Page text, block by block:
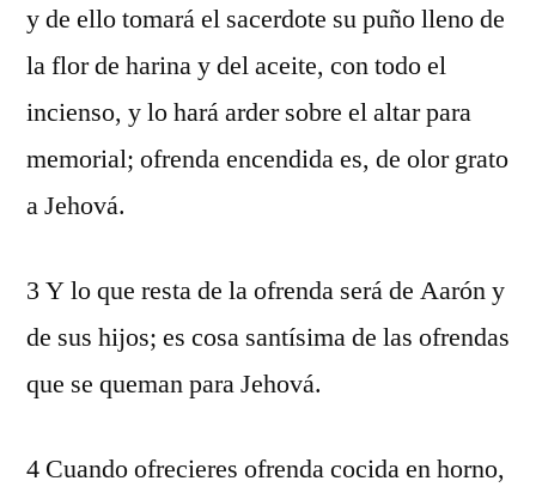
y de ello tomará el sacerdote su puño lleno de
la flor de harina y del aceite, con todo el
incienso, y lo hará arder sobre el altar para
memorial; ofrenda encendida es, de olor grato
a Jehová.
3 Y lo que resta de la ofrenda será de Aarón y
de sus hijos; es cosa santísima de las ofrendas
que se queman para Jehová.
4 Cuando ofrecieres ofrenda cocida en horno,